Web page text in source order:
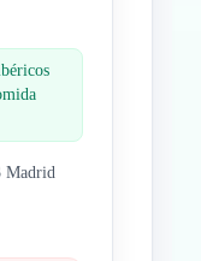
Madrid